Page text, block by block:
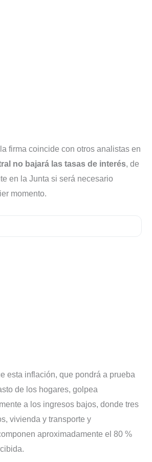
firma coincide con otros analistas en
no bajará las tasas de interés, de
en la Junta si será necesario
momento.
esta inflación, que pondrá a prueba
de los hogares, golpea
a los ingresos bajos, donde tres
vivienda y transporte y
aproximadamente el 80 %